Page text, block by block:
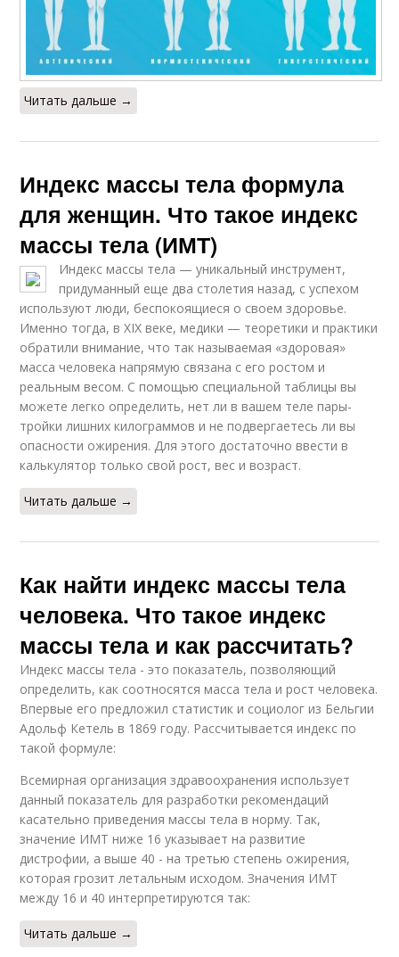
Читать дальше →
Индекс массы тела формула
для женщин. Что такое индекс
массы тела (ИМТ)
Индекс массы тела — уникальный инструмент,
придуманный еще два столетия назад, с успехом
используют люди, беспокоящиеся о своем здоровье.
Именно тогда, в XIX веке, медики — теоретики и практики
обратили внимание, что так называемая «здоровая»
масса человека напрямую связана с его ростом и
реальным весом. С помощью специальной таблицы вы
можете легко определить, нет ли в вашем теле пары-
тройки лишних килограммов и не подвергаетесь ли вы
опасности ожирения. Для этого достаточно ввести в
калькулятор только свой рост, вес и возраст.
Читать дальше →
Как найти индекс массы тела
человека. Что такое индекс
массы тела и как рассчитать?
Индекс массы тела - это показатель, позволяющий
определить, как соотносятся масса тела и рост человека.
Впервые его предложил статистик и социолог из Бельгии
Адольф Кетель в 1869 году. Рассчитывается индекс по
такой формуле:
Всемирная организация здравоохранения использует
данный показатель для разработки рекомендаций
касательно приведения массы тела в норму. Так,
значение ИМТ ниже 16 указывает на развитие
дистрофии, а выше 40 - на третью степень ожирения,
которая грозит летальным исходом. Значения ИМТ
между 16 и 40 интерпретируются так:
Читать дальше →